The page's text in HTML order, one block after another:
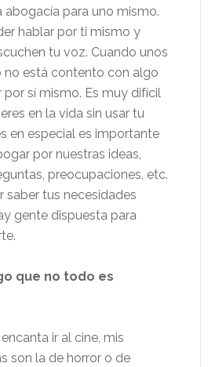
abogacía para uno mismo.
hablar por ti mismo y
tu voz. Cuando unos
no está contento con algo
por sí mismo. Es muy difícil
en la vida sin usar tu
en especial es importante
por nuestras ideas,
preocupaciones, etc.
saber tus necesidades
gente dispuesta para
que no todo es
ir al cine, mis
son la de horror o de